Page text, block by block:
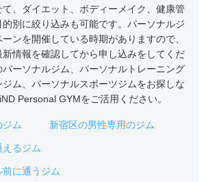
、ダイエット、ボディーメイク、健康管
別に絞り込みも可能です。パーソナルジ
ンを開催している時期がありますので、
情報を確認してから申し込みをしてくだ
パーソナルジム、パーソナルトレーニング
ム、パーソナルスポーツジムをお探しな
Personal GYMをご活用ください。
ム 新宿区の男性専用のジム
るジム
に通うジム